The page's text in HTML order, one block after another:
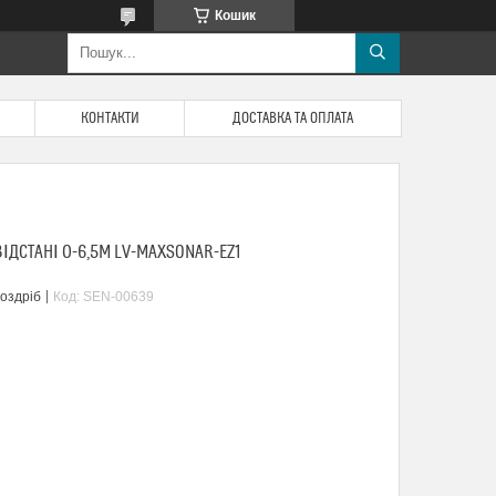
Кошик
КОНТАКТИ ДОСТАВКА ТА ОПЛАТА
0-6,5М LV-MAXSONAR-EZ1
Код: SEN-00639